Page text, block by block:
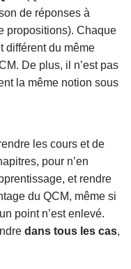
de réponses à
propositions). Chaque
différent du même
De plus, il n’est pas
la même notion sous
les cours et de
pour n’en
et rendre
du QCM, même si
point n’est enlevé.
dans tous les cas,